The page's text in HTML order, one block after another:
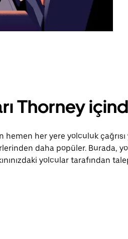
Thorney
her yere yolculuk çağrısı
daha popüler. Burada,
yolcular tarafından